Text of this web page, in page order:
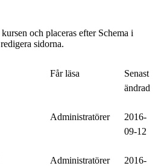
och placeras efter Schema i
sidorna.
Får läsa
Senast
ändrad
Administratörer
2016-
09-12
Administratörer
2016-